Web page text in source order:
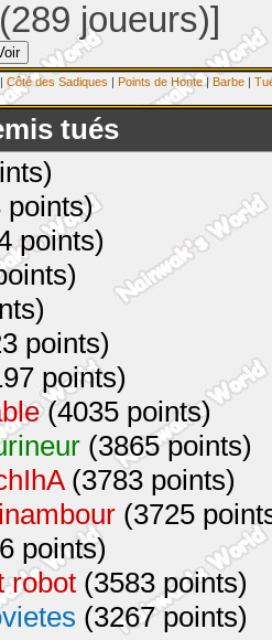
joueurs)]
| Côté des Sadiques | Points de Honte| Barbe |
tués
points)
points)
points)
(4035 points)
(3865 points)
(3783 points)
(3725
points)
robot (3583 points)
(3267 points)